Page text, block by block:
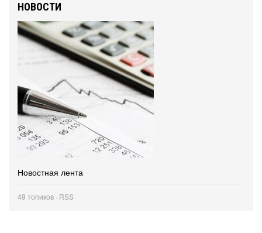
НОВОСТИ
Новостная лента
49 топиков · RSS